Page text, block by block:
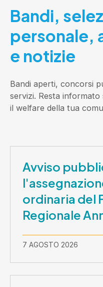
Bandi,
personale,
e notizie
Bandi aperti, concorsi
servizi. Resta
il welfare della tua
Avviso
ordinaria del
Regionale
7 AGOSTO 2026